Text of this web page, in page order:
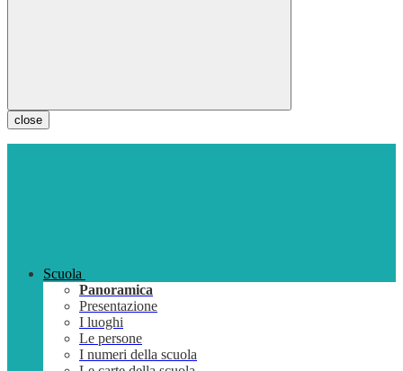
close
Scuola
Panoramica
Presentazione
I luoghi
Le persone
I numeri della scuola